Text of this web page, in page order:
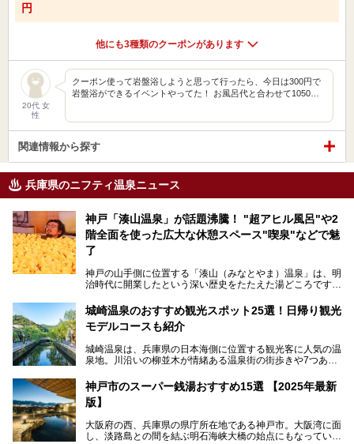
円
他にも3種類のクーポンがあります
20代 女
性
クーポン使って岩盤浴しようと思って行ったら、今日は300円で
岩盤浴ができるイベントやってた！ お風呂代と合わせて1050…
関連情報から探す
兵庫県のニフティ温泉ニュース
神戸「湊山温泉」が話題沸騰！ "超アヒル風呂"や2
階全面を使った広大な休憩スペース"喫泉"などで魅
了
神戸の山手側に位置する「湊山（みなとやま）温泉」は、明
治時代に開業したという深い歴史をたたえた湯どころです。
っぱいに浮かぶアヒルちゃん。さらに、ゆったりくつろげて
コワーキングも可能な休憩スペースも人気に。斬新な企画や
設備で人々をアッと驚かせる湊山温泉の魅力をリポートしま
城崎温泉のおすすめ観光スポット25選！日帰り観光
モデルコースも紹介
城崎温泉は、兵庫県の日本海側に位置する観光客に人気の温
泉地。川沿いの柳並木が情緒ある温泉街の街歩きや7つある
られています。鉄道の駅から温泉街が近く、歩いて回るのに
ちょうどよい規模で、日帰りでの訪問にもおすすめです。
の観光スポットをピックアップ。温泉やご当地グルメなどを
盛り込んだ日帰り観光モデルコースも紹介しているので、ぜ
神戸市のスーパー銭湯おすすめ15選 【2025年最新
版】
大阪府の西、兵庫県の県庁所在地である神戸市。大阪湾に面
し、淡路島との間を結ぶ明石海峡大橋の始点にもなっていま